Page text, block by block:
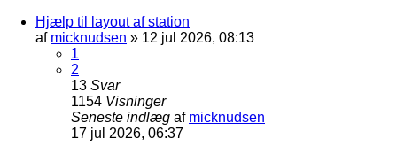
Hjælp til layout af station
af micknudsen » 12 jul 2026, 08:13
1
2
13 Svar
1154 Visninger
Seneste indlæg af micknudsen
17 jul 2026, 06:37